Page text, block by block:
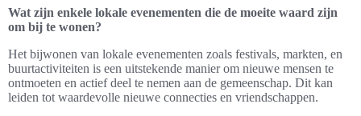
Wat zijn enkele lokale evenementen die de moeite waard zijn
om bij te wonen?
Het bijwonen van lokale evenementen zoals festivals, markten, en
buurtactiviteiten is een uitstekende manier om nieuwe mensen te
ontmoeten en actief deel te nemen aan de gemeenschap. Dit kan
leiden tot waardevolle nieuwe connecties en vriendschappen.